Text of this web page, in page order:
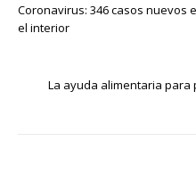
Coronavirus: 346 casos nuevos
el interior
La ayuda alimentaria